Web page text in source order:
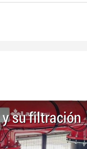
y su filtración